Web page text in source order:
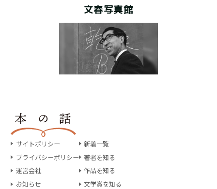
文春写真館
サイトポリシー
プライバシーポリシー
運営会社
お知らせ
新着一覧
著者を知る
作品を知る
文学賞を知る